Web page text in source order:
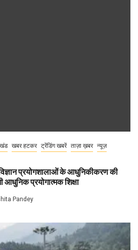
खबर हटकर ट्रेंडिंग खबरें ताज़ा ख़बर न्यूज़
प्रयोगशालाओं के आधुनिकीकरण की
आधुनिक प्रयोगात्मक शिक्षा
Pandey